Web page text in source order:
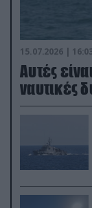
15.07.2026 |
Aυτές
ναυτικές